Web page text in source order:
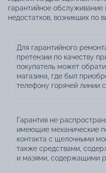
гарантийное
недостатков, возникших по
Для гарантийного
претензии по качеству
покупатель может
магазина, где был
телефону горячей линии
Гарантия не
имеющие механические
контакта с щелочными
также средствами,
и мазями, содержащими